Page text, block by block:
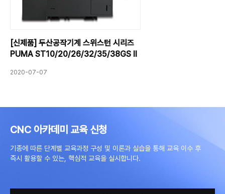
[신제품] 두산공작기계 스위스턴 시리즈
PUMA ST10/20/26/32/35/38GS II
2020-07-07
CNC 아카데미 교육 신청
기종에 따른 단계별 교육과정 구성 및 이론과 실습을 통해 교육 이수 후
즉시 활용할 수 있는, 핵심적 교육을 실시합니다.